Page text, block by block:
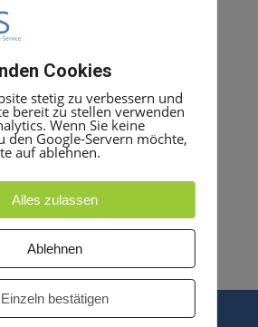
ist mit maximal 72 digitalen
bis zu 32 mobilen
möglich.
können bis zu 188 IP-
werden
x H 450mm x T 200mm
Cookies
stetig zu verbessern und
bereit zu stellen verwenden
Wenn Sie keine
den Google-Servern möchte,
auf ablehnen.
Alles zulassen
Ablehnen
Einzeln bestätigen